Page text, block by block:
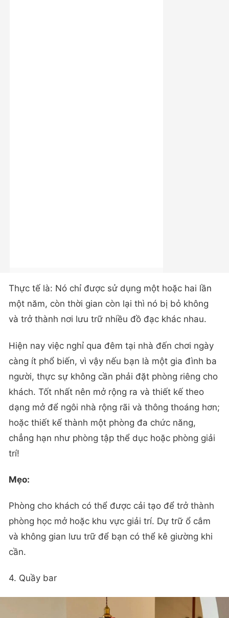
Thực tế là: Nó chỉ được sử dụng một hoặc hai lần
một năm, còn thời gian còn lại thì nó bị bỏ không
và trở thành nơi lưu trữ nhiều đồ đạc khác nhau.
Hiện nay việc nghỉ qua đêm tại nhà đến chơi ngày
càng ít phổ biến, vì vậy nếu bạn là một gia đình ba
người, thực sự không cần phải đặt phòng riêng cho
khách. Tốt nhất nên mở rộng ra và thiết kế theo
dạng mở để ngôi nhà rộng rãi và thông thoáng hơn;
hoặc thiết kế thành một phòng đa chức năng,
chẳng hạn như phòng tập thể dục hoặc phòng giải
trí!
Mẹo:
Phòng cho khách có thể được cải tạo để trở thành
phòng học mở hoặc khu vực giải trí. Dự trữ ổ cắm
và không gian lưu trữ để bạn có thể kê giường khi
cần.
4. Quầy bar